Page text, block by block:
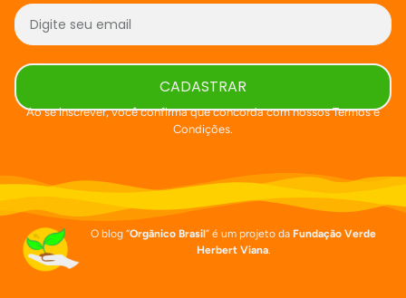
CADASTRAR
Ao se inscrever, você confirma que concorda com nossos Termos e
Condições.
O blog “Orgãnico Brasil” é um projeto da Fundação Verde
Herbert Viana.